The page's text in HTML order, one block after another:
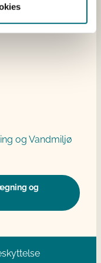
og Vandmiljø
og